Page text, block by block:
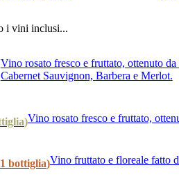
i vini inclusi...
Vino rosato fresco e fruttato, ottenuto
Cabernet Sauvignon, Barbera e Merlot.
)Vino rosato fresco e fruttato,
1 bottiglia)Vino fruttato e floreale fatto